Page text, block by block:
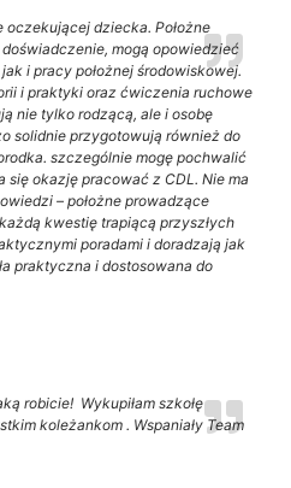
dziecka. Położne
mogą opowiedzieć
i pracy położnej środowiskowej.
i praktyki oraz ćwiczenia ruchowe
nie tylko rodzącą, ale i osobę
solidnie przygotowują również do
szczególnie mogę pochwalić
okazję pracować z CDL. Nie ma
– położne prowadzące
kwestię trapiącą przyszłych
poradami i doradzają jak
praktyczna i dostosowana do
robicie! Wykupiłam szkołę
koleżankom . Wspaniały Team